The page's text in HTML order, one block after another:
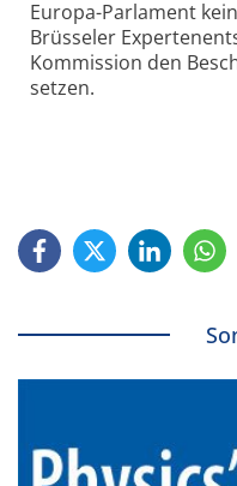
Europa-Parlament
Brüsseler
Kommission den
setzen.